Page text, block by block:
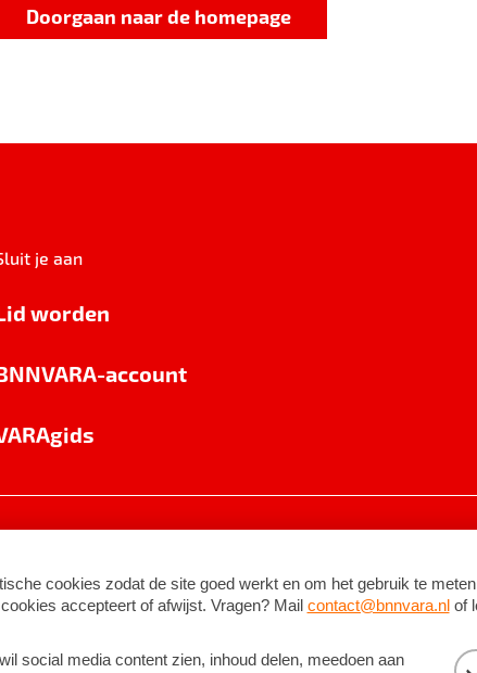
Doorgaan naar de homepage
je aan
worden
account
©2026BNNVARA